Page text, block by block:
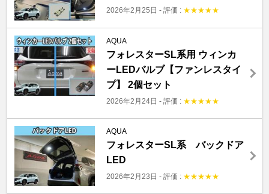
2026年2月25日 - 評価 : ★★★★★
AQUA
フォレスターSL系用 ウィンカ
ーLEDバルブ【ファンレスタイ
プ】 2個セット
2026年2月24日 - 評価 : ★★★★★
AQUA
フォレスターSL系 バックドア
LED
2026年2月23日 - 評価 : ★★★★★